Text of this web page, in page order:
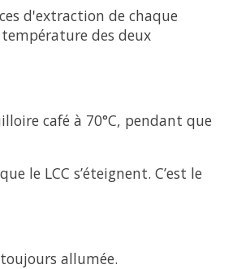
d'extraction de chaque
des deux
café à 70°C, pendant que
le LCC s’éteignent. C’est le
allumée.